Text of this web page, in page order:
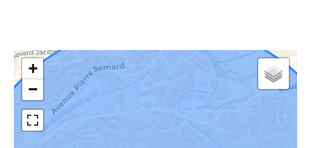
+
−